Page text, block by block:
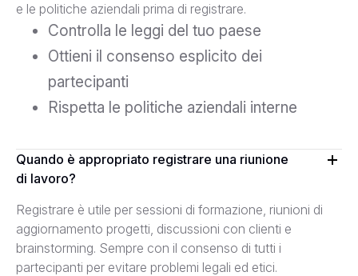
e le politiche aziendali prima di registrare.
Controlla le leggi del tuo paese
Ottieni il consenso esplicito dei
partecipanti
Rispetta le politiche aziendali interne
Quando è appropriato registrare una riunione
di lavoro?
Registrare è utile per sessioni di formazione, riunioni di
aggiornamento progetti, discussioni con clienti e
brainstorming. Sempre con il consenso di tutti i
partecipanti per evitare problemi legali ed etici.